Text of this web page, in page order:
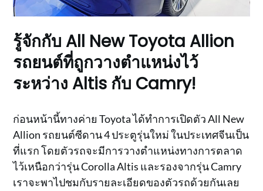
รู้จักกับ All New Toyota Allion
รถยนต์ที่ถูกวางตำแหน่งไว้
ระหว่าง Altis กับ Camry!
ก่อนหน้านี้ทางค่าย Toyota ได้ทำการเปิดตัว All New
Allion รถยนต์ซีดาน 4 ประตูรุ่นใหม่ ในประเทศจีนเป็น
ที่แรก โดยตัวรถจะมีการวางตำแหน่งทางการตลาด
ไว้เหนือกว่ารุ่น Corolla Altis และรองจากรุ่น Camry
เราจะพาไปชมกับรายละเอียดของตัวรถด้วยกันเลย